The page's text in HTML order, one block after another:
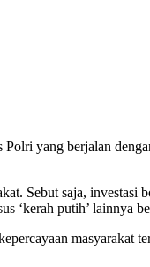
yang berjalan
Sebut saja, investasi
‘kerah putih’ lainnya
masyarakat